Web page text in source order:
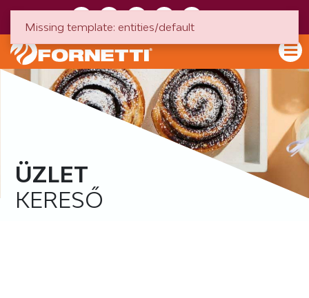
ÜZLET
KERESŐ
Missing template: entities/default